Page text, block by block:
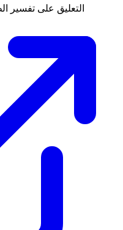
التعليق على تفسير الطبري الدرس